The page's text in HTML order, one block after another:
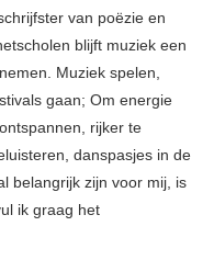
van poëzie en
blijft muziek een
Muziek spelen,
gaan; Om energie
rijker te
danspasjes in de
belangrijk zijn voor mij, is
ik graag het